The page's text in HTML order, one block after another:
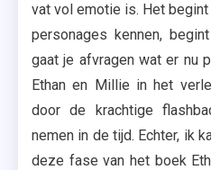
vat vol emotie is. Het
personages kennen,
gaat je afvragen wat er nu
Ethan en Millie in het
door de krachtige
nemen in de tijd. Echter, ik
deze fase van het boek